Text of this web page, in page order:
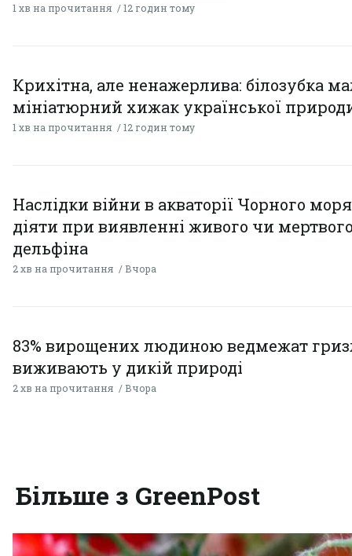
1 хв на прочитання 12 годин тому
Крихітна, але ненажерлива: білозубка
мініатюрний хижак української
1 хв на прочитання 12 годин тому
Наслідки війни в акваторії Чорного
діяти при виявленні живого чи
дельфіна
2 хв на прочитання Вчора
83% вирощених людиною ведмежат
виживають у дикій природі
2 хв на прочитання Вчора
Більше з GreenPost